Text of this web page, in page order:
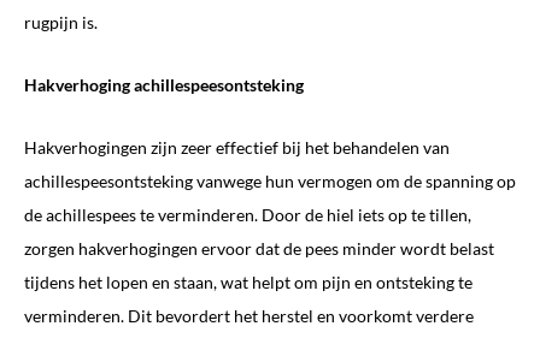
rugpijn is.
Hakverhoging achillespeesontsteking
Hakverhogingen zijn zeer effectief bij het behandelen van
achillespeesontsteking vanwege hun vermogen om de spanning op
de achillespees te verminderen. Door de hiel iets op te tillen,
zorgen hakverhogingen ervoor dat de pees minder wordt belast
tijdens het lopen en staan, wat helpt om pijn en ontsteking te
verminderen. Dit bevordert het herstel en voorkomt verdere